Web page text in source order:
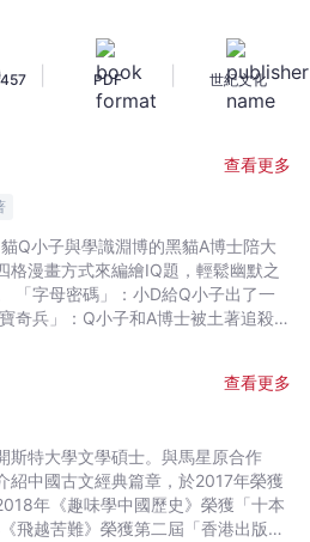
PDF 世紀文化
查看更多
Q小子與學識淵博的黑貓A博士陪大
格漫畫方式來編繪IQ題，輕鬆幽默之
「字母密碼」：小D給Q小子出了一
奇兵」：Q小子和A博士被土著追殺，
樂時光的最佳選擇！
查看更多
斯特大學文學碩士。與馬星原合作
紹中國古文經典篇章，於2017年榮獲
年《趣味學中國歷史》榮獲「十本
飛越苦難》榮獲第二屆「香港出版雙